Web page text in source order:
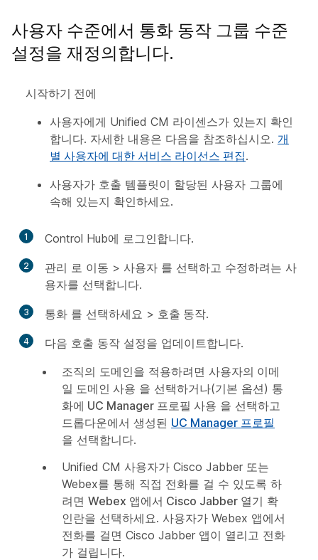
사용자 수준에서 통화 동작 그룹 수준
설정을 재정의합니다.
시작하기 전에
사용자에게 Unified CM 라이센스가 있는지 확인
합니다. 자세한 내용은 다음을 참조하십시오. 개
별 사용자에 대한 서비스 라이선스 편집.
사용자가 호출 템플릿이 할당된 사용자 그룹에
속해 있는지 확인하세요.
1 Control Hub에 로그인합니다.
2 관리 로 이동 > 사용자 를 선택하고 수정하려는 사
용자를 선택합니다.
3 통화 를 선택하세요 > 호출 동작.
4
다음 호출 동작 설정을 업데이트합니다.
조직의 도메인을 적용하려면 사용자의 이메
일 도메인 사용 을 선택하거나(기본 옵션) 통
화에 UC Manager 프로필 사용 을 선택하고
드롭다운에서 생성된 UC Manager 프로필
을 선택합니다.
Unified CM 사용자가 Cisco Jabber 또는
Webex를 통해 직접 전화를 걸 수 있도록 하
려면 Webex 앱에서 Cisco Jabber 열기 확
인란을 선택하세요. 사용자가 Webex 앱에서
전화를 걸면 Cisco Jabber 앱이 열리고 전화
가 걸립니다.